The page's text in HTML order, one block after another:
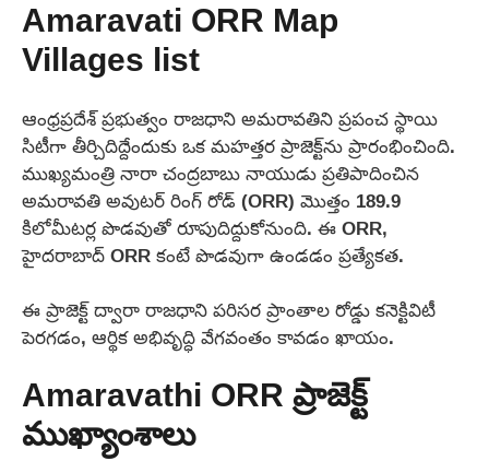
Amaravati ORR Map
Villages list
ఆంధ్రప్రదేశ్ ప్రభుత్వం రాజధాని అమరావతిని ప్రపంచ స్థాయి
సిటీగా తీర్చిదిద్దేందుకు ఒక మహత్తర ప్రాజెక్ట్‌ను ప్రారంభించింది.
ముఖ్యమంత్రి నారా చంద్రబాబు నాయుడు ప్రతిపాదించిన
అమరావతి అవుటర్ రింగ్ రోడ్ (ORR) మొత్తం 189.9
కిలోమీటర్ల పొడవుతో రూపుదిద్దుకోనుంది. ఈ ORR,
హైదరాబాద్ ORR కంటే పొడవుగా ఉండడం ప్రత్యేకత.
ఈ ప్రాజెక్ట్ ద్వారా రాజధాని పరిసర ప్రాంతాల రోడ్డు కనెక్టివిటీ
పెరగడం, ఆర్థిక అభివృద్ధి వేగవంతం కావడం ఖాయం.
Amaravathi ORR ప్రాజెక్ట్
ముఖ్యాంశాలు